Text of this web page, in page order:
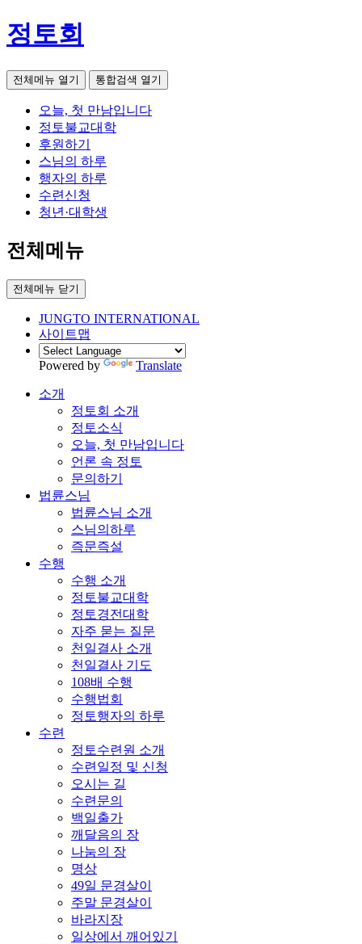
정토회
전체메뉴 열기 통합검색 열기
오늘, 첫 만남입니다
정토불교대학
후원하기
스님의 하루
행자의 하루
수련신청
청년·대학생
전체메뉴
전체메뉴 닫기
JUNGTO INTERNATIONAL
사이트맵
Powered by Translate
소개
정토회 소개
정토소식
오늘, 첫 만남입니다
언론 속 정토
문의하기
법륜스님
법륜스님 소개
스님의하루
즉문즉설
수행
수행 소개
정토불교대학
정토경전대학
자주 묻는 질문
천일결사 소개
천일결사 기도
108배 수행
수행법회
정토행자의 하루
수련
정토수련원 소개
수련일정 및 신청
오시는 길
수련문의
백일출가
깨달음의 장
나눔의 장
명상
49일 문경살이
주말 문경살이
바라지장
일상에서 깨어있기